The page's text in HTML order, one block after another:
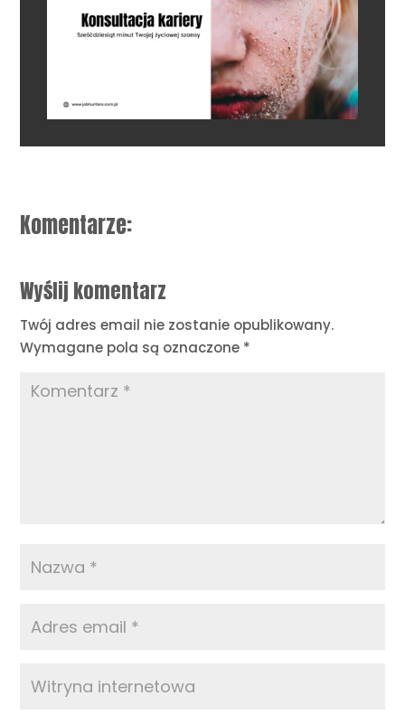
Komentarze:
Wyślij komentarz
Twój adres email nie zostanie opublikowany.
Wymagane pola są oznaczone *